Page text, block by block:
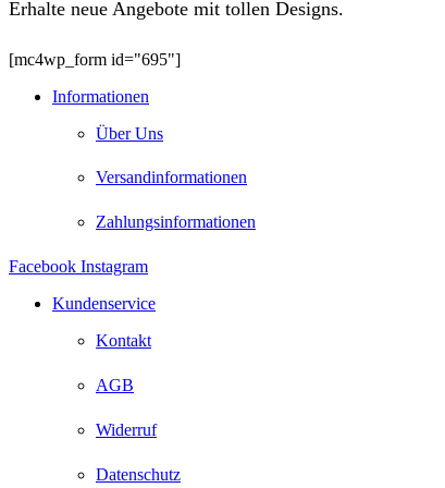
Erhalte neue Angebote mit tollen Designs.
[mc4wp_form id="695"]
Informationen
Über Uns
Versandinformationen
Zahlungsinformationen
Facebook Instagram
Kundenservice
Kontakt
AGB
Widerruf
Datenschutz